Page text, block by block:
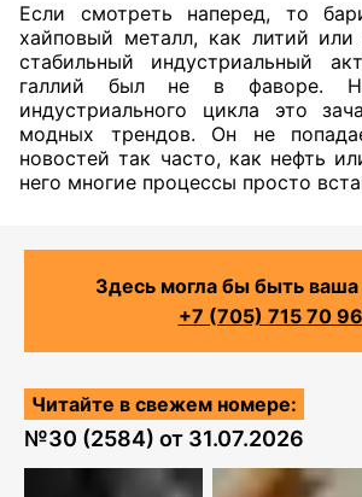
Если смотреть наперед, то
хайповый металл, как литий или
стабильный индустриальный
галлий был не в фаворе.
индустриального цикла это
модных трендов. Он не
новостей так часто, как нефть
него многие процессы просто
Здесь могла бы быть
+7 (705) 715 70 96
Читайте в свежем номере:
№30 (2584) от 31.07.2026